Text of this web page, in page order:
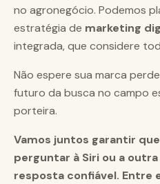
no agronegócio. Podemos
estratégia de marketing
integrada, que considere
Não espere sua marca
futuro da busca no campo
porteira.
Vamos juntos garantir
perguntar à Siri ou a outra
resposta confiável. Entre